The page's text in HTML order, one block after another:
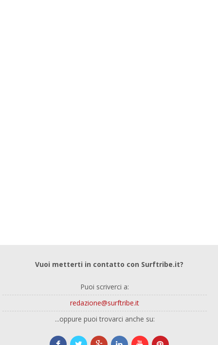
Vuoi metterti in contatto con Surftribe.it?
Puoi scriverci a:
redazione@surftribe.it
...oppure puoi trovarci anche su: